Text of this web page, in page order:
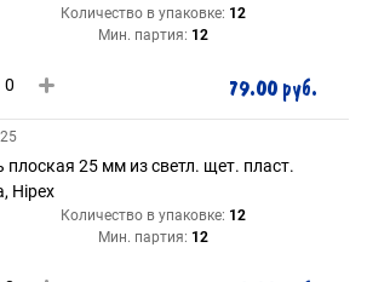
Количество в упаковке: 12
Мин. партия: 12
79.00 руб.
плоская 25 мм из светл. щет. пласт.
Hipex
Количество в упаковке: 12
Мин. партия: 12